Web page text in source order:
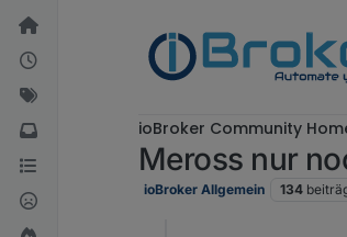
Weiter zum Inhalt
ioBroker Community
Meross nur
ioBroker Allgemein 134